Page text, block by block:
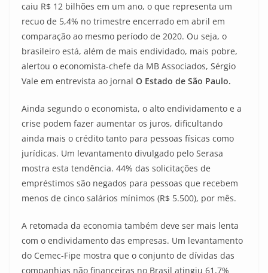
caiu R$ 12 bilhões em um ano, o que representa um
recuo de 5,4% no trimestre encerrado em abril em
comparação ao mesmo período de 2020. Ou seja, o
brasileiro está, além de mais endividado, mais pobre,
alertou o economista-chefe da MB Associados, Sérgio
Vale em entrevista ao jornal O Estado de São Paulo.
Ainda segundo o economista, o alto endividamento e a
crise podem fazer aumentar os juros, dificultando
ainda mais o crédito tanto para pessoas físicas como
jurídicas. Um levantamento divulgado pelo Serasa
mostra esta tendência. 44% das solicitações de
empréstimos são negados para pessoas que recebem
menos de cinco salários mínimos (R$ 5.500), por mês.
A retomada da economia também deve ser mais lenta
com o endividamento das empresas. Um levantamento
do Cemec-Fipe mostra que o conjunto de dívidas das
companhias não financeiras no Brasil atingiu 61,7%